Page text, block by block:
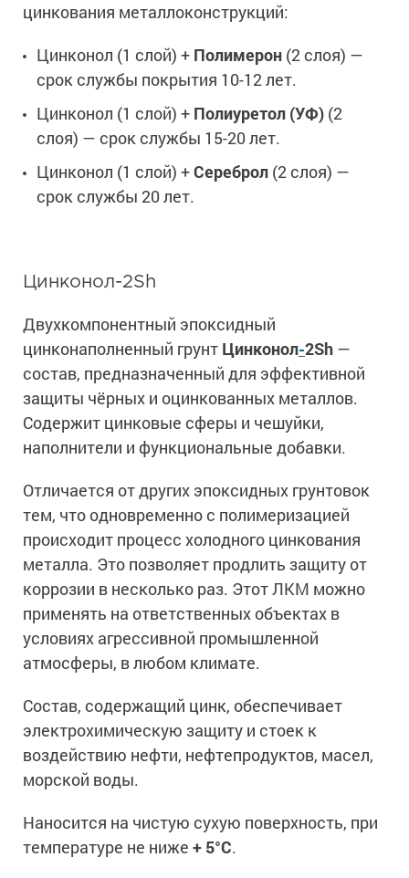
цинкования металлоконструкций:
Цинконол (1 слой) + Полимерон (2 слоя) —
срок службы покрытия 10-12 лет.
Цинконол (1 слой) + Полиуретол (УФ) (2
слоя) — срок службы 15-20 лет.
Цинконол (1 слой) +Сереброл (2 слоя) —
срок службы 20 лет.
Цинконол-2Ѕh
Двухкомпонентный эпоксидный
цинконаполненный грунт Цинконол-2Ѕh —
состав, предназначенный для эффективной
защиты чёрных и оцинкованных металлов.
Содержит цинковые сферы и чешуйки,
наполнители и функциональные добавки.
Отличается от других эпоксидных грунтовок
тем, что одновременно с полимеризацией
происходит процесс холодного цинкования
металла. Это позволяет продлить защиту от
коррозии в несколько раз. Этот ЛКМ можно
применять на ответственных объектах в
условиях агрессивной промышленной
атмосферы, в любом климате.
Состав, содержащий цинк, обеспечивает
электрохимическую защиту и стоек к
воздействию нефти, нефтепродуктов, масел,
морской воды.
Наносится на чистую сухую поверхность, при
температуре не ниже + 5°С.